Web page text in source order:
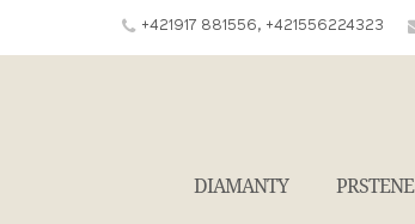
+421917 881556, +421556224323
DIAMANTY PRSTENE